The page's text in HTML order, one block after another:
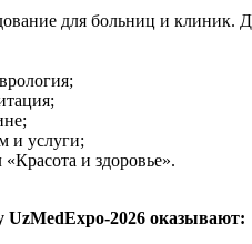
для больниц и клиник.
и услуги;
и здоровье».
2026 оказывают: